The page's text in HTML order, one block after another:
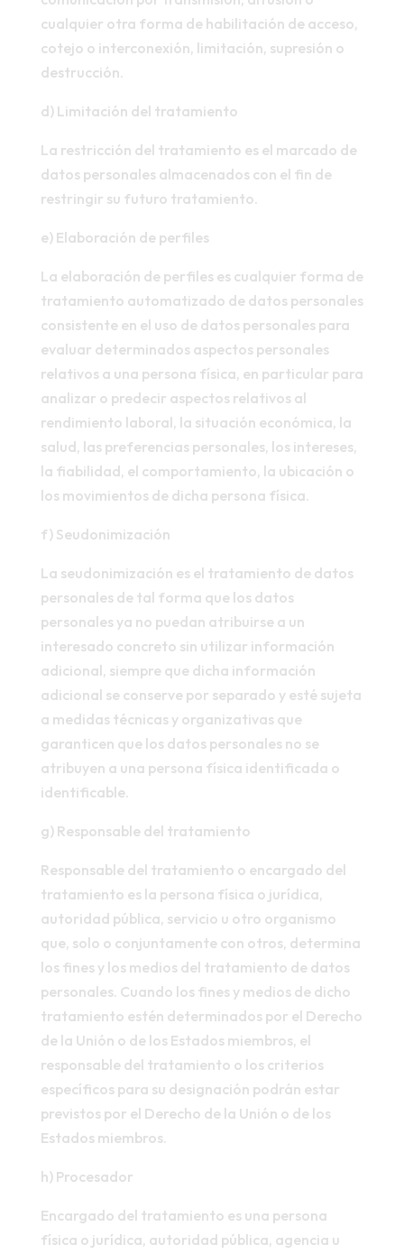
cualquier otra forma de habilitación de acceso,
cotejo o interconexión, limitación, supresión o
destrucción.
d) Limitación del tratamiento
La restricción del tratamiento es el marcado de
datos personales almacenados con el fin de
restringir su futuro tratamiento.
e) Elaboración de perfiles
La elaboración de perfiles es cualquier forma de
tratamiento automatizado de datos personales
consistente en el uso de datos personales para
evaluar determinados aspectos personales
relativos a una persona física, en particular para
analizar o predecir aspectos relativos al
rendimiento laboral, la situación económica, la
salud, las preferencias personales, los intereses,
la fiabilidad, el comportamiento, la ubicación o
los movimientos de dicha persona física.
f) Seudonimización
La seudonimización es el tratamiento de datos
personales de tal forma que los datos
personales ya no puedan atribuirse a un
interesado concreto sin utilizar información
adicional, siempre que dicha información
adicional se conserve por separado y esté sujeta
a medidas técnicas y organizativas que
garanticen que los datos personales no se
atribuyen a una persona física identificada o
identificable.
g) Responsable del tratamiento
Responsable del tratamiento o encargado del
tratamiento es la persona física o jurídica,
autoridad pública, servicio u otro organismo
que, solo o conjuntamente con otros, determina
los fines y los medios del tratamiento de datos
personales. Cuando los fines y medios de dicho
tratamiento estén determinados por el Derecho
de la Unión o de los Estados miembros, el
responsable del tratamiento o los criterios
específicos para su designación podrán estar
previstos por el Derecho de la Unión o de los
Estados miembros.
h) Procesador
Encargado del tratamiento es una persona
física o jurídica, autoridad pública, agencia u